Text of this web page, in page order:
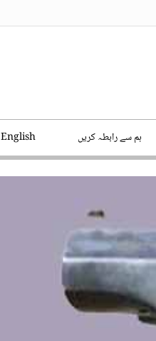
ہم سے رابطہ کریں English